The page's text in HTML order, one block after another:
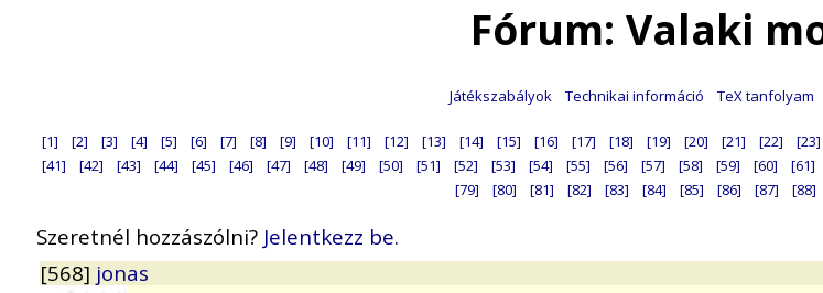
Fórum: Valaki
Játékszabályok Technikai információ TeX tanfolyam
[1] [2] [3] [4] [5] [6] [7] [8] [9] [10] [11] [12] [13] [14] [15] [16] [17] [18] [19] [20] [21] [22] [23]
[41]
[42] [43] [44] [45] [46] [47] [48] [49] [50] [51] [52] [53] [54] [55] [56] [57] [58] [59] [60] [61]
[79]
[80] [81] [82] [83] [84] [85] [86] [87] [88]
Szeretnél hozzászólni? Jelentkezz be.
[568] jonas